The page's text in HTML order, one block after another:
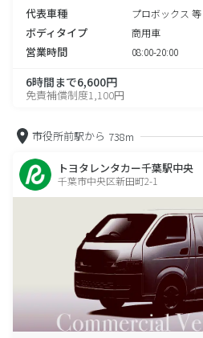
代表車種 プロボックス 等
ボディタイプ 商用車
営業時間 08:00-20:00
6時間まで6,600円
免責補償制度1,100円
市役所前駅から 738m
トヨタレンタカー千葉駅中央
千葉市中央区新田町2-1